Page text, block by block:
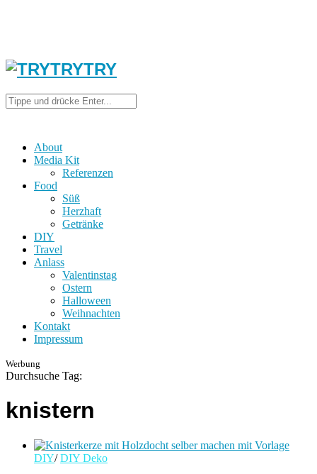
About
Media Kit
Referenzen
Food
Süß
Herzhaft
Getränke
DIY
Travel
Anlass
Valentinstag
Ostern
Halloween
Weihnachten
Kontakt
Impressum
Werbung
Durchsuche Tag:
knistern
DIY/ DIY Deko